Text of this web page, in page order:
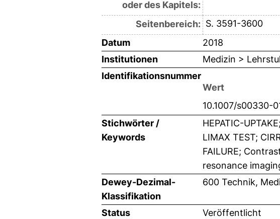
oder des Kapitels:
Seitenbereich: S. 3591-3600
Datum
2018
Institutionen
Medizin >
Identifikationsnummer
Wert
10.1007/s00330-
Stichwörter /
Keywords
HEPATIC-
LIMAX TEST;
FAILURE;
resonance
Dewey-Dezimal-
Klassifikation
600 Technik,
Status
Veröffentlicht